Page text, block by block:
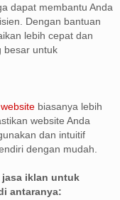
dapat membantu Anda
Dengan bantuan
lebih cepat dan
besar untuk
biasanya lebih
website Anda
dan intuitif
dengan mudah.
jasa iklan untuk
antaranya: